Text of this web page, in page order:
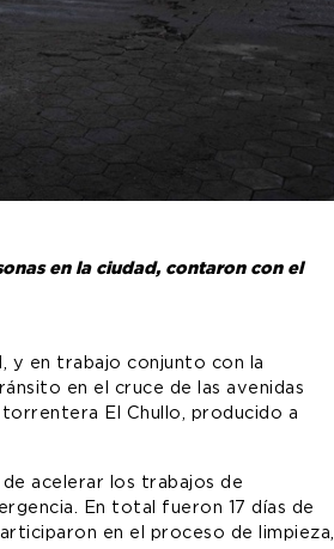
en la ciudad, contaron con el
y en trabajo conjunto con la
en el cruce de las avenidas
El Chullo, producido a
acelerar los trabajos de
En total fueron 17 días de
en el proceso de limpieza,